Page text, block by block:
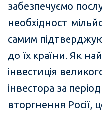
забезпечуємо
необхідності
самим
до їх країни. Як
інвестиція
інвестора за
вторгнення Росії,